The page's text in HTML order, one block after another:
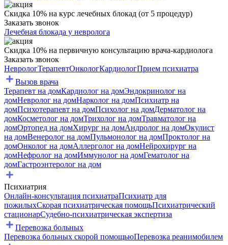
Скидка 10% на курс лечебных блокад (от 5 процедур)
Заказать звонок
Лечебная блокада у невролога
Скидка 10% на первичную консультацию врача-кардиолога
Заказать звонок
НеврологТерапевтОнкологКардиологПрием психиатра
Вызов врача
Терапевт на домКардиолог на домЭндокринолог на
домНевролог на домНарколог на домПсихиатр на
домПсихотерапевт на домПсихолог на домДерматолог на
домКосметолог на домТрихолог на домТравматолог на
домОртопед на домХирург на домАндролог на домОкулист
на домВенеролог на домПульмонолог на домПроктолог на
домОнколог на домАллерголог на домНейрохирург на
домНефролог на домИммунолог на домГематолог на
домГастроэнтеролог на дом
Психиатрия
Онлайн-консультация психиатраПсихиатр для
пожилыхСкорая психиатрическая помощьПсихиатрический
стационарСудебно-психиатрическая экспертиза
Перевозка больных
Перевозка больных скорой помощьюПеревозка реанимобилем